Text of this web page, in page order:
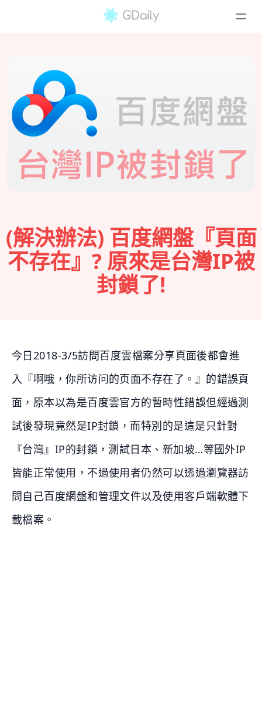
(解決辦法) 百度網盤『頁面
不存在』? 原來是台灣IP被
封鎖了!
今日2018-3/5訪問百度雲檔案分享頁面後都會進
入『啊哦，你所访问的页面不存在了。』的錯誤頁
面，原本以為是百度雲官方的暫時性錯誤但經過測
試後發現竟然是IP封鎖，而特別的是這是只針對
『台灣』IP的封鎖，測試日本、新加坡…等國外IP
皆能正常使用，不過使用者仍然可以透過瀏覽器訪
問自己百度網盤和管理文件以及使用客戶端軟體下
載檔案。